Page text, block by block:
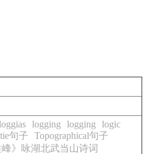
logging logging
logic
句子
Topographical句子
》咏湖北武当山诗词